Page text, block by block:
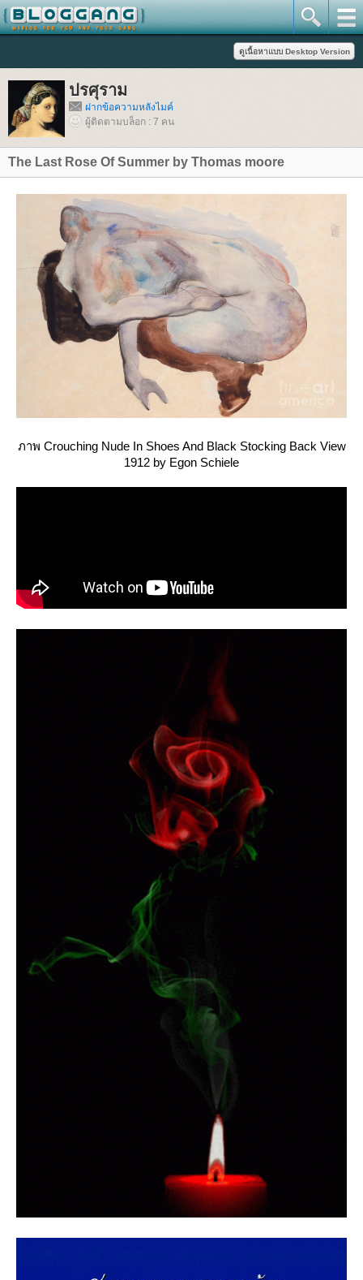
ปรศุราม
ฝากข้อความหลังไมค์
ผู้ติดตามบล็อก : 7 คน
The Last Rose Of Summer by Thomas moore
ภาพ Crouching Nude In Shoes And Black Stocking Back View
1912 by Egon Schiele